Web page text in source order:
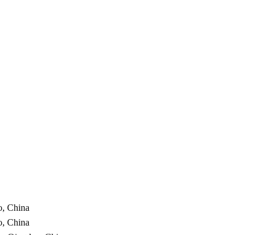
China
China